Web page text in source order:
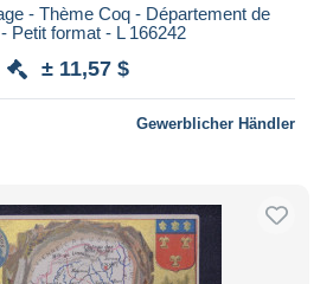
- Thème Coq - Département de
Petit format - L 166242
± 11,57 $
Gewerblicher Händler